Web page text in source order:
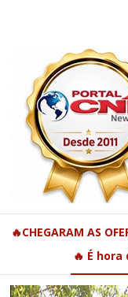
🔥CHEGARAM AS
🔥 É